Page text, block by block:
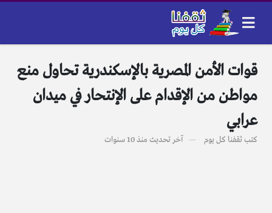
قوات الأمن المصرية بالإسكندرية تحاول منع
مواطن من الإقدام على الإنتحار في ميدان
عرابي
كتبثقفنا كل يوم آخر تحديث منذ 10 سنوات